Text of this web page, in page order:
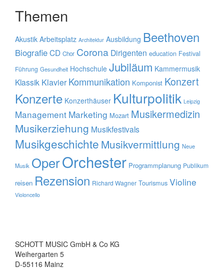
Themen
Akustik Arbeitsplatz Architektur Ausbildung Beethoven
BiografieCD Chor Corona Dirigenten education Festival
Führung Gesundheit Hochschule Jubiläum Kammermusik
Klassik Klavier Kommunikation Komponist Konzert
Konzerte Konzerthäuser Kulturpolitik Leipzig
Management Marketing Mozart Musikermedizin
Musikerziehung Musikfestivals
Musikgeschichte Musikvermittlung Neue
Musik OperOrchester Programmplanung Publikum
reisen Rezension Richard Wagner Tourismus Violine
Violoncello
SCHOTT MUSIC GmbH & Co KG
Weihergarten 5
D-55116 Mainz